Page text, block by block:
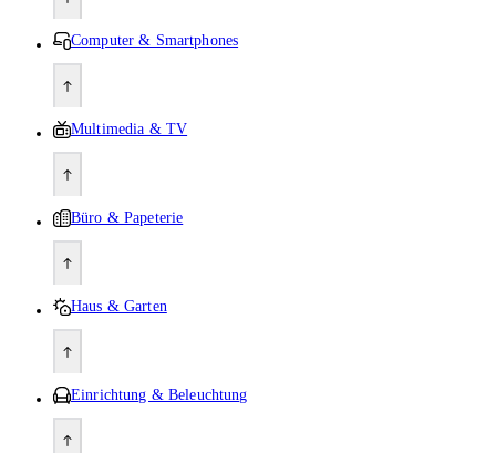
Computer & Smartphones
Multimedia & TV
Büro & Papeterie
Haus & Garten
Einrichtung & Beleuchtung